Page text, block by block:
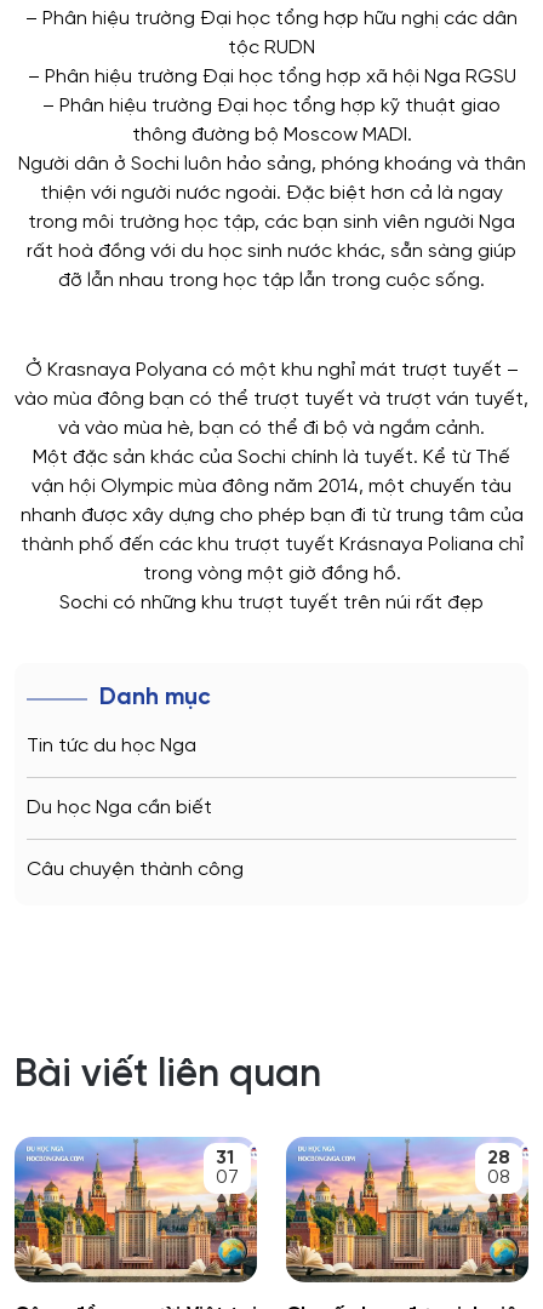
– Phân hiệu trường Đại học tổng hợp hữu nghị các dân
tộc RUDN
– Phân hiệu trường Đại học tổng hợp xã hội Nga RGSU
– Phân hiệu trường Đại học tổng hợp kỹ thuật giao
thông đường bộ Moscow MADI.
Người dân ở Sochi luôn hảo sảng, phóng khoáng và thân
thiện với người nước ngoài. Đặc biệt hơn cả là ngay
trong môi trường học tập, các bạn sinh viên người Nga
rất hoà đồng với du học sinh nước khác, sẵn sàng giúp
đỡ lẫn nhau trong học tập lẫn trong cuộc sống.
Ở Krasnaya Polyana có một khu nghỉ mát trượt tuyết –
vào mùa đông bạn có thể trượt tuyết và trượt ván tuyết,
và vào mùa hè, bạn có thể đi bộ và ngắm cảnh.
Một đặc sản khác của Sochi chính là tuyết. Kể từ Thế
vận hội Olympic mùa đông năm 2014, một chuyến tàu
nhanh được xây dựng cho phép bạn đi từ trung tâm của
thành phố đến các khu trượt tuyết Krásnaya Poliana chỉ
trong vòng một giờ đồng hồ.
Sochi có những khu trượt tuyết trên núi rất đẹp
Danh mục
Tin tức du học Nga
Du học Nga cần biết
Câu chuyện thành công
Bài viết liên quan
31
07
28
08